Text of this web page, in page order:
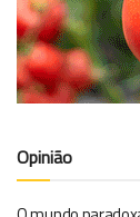
Opinião